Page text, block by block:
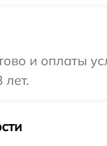
и оплаты
лет.